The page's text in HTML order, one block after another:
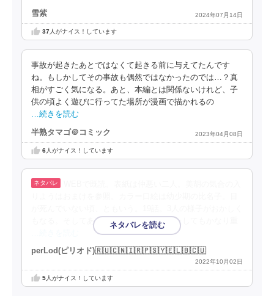
雪紫 2024年07月14日
37人がナイス！しています
事故が起きたあとではなくて起きる前に与えてたんです
ね。もしかしてその事故も偶然ではなかったのでは…？真
相がすごく気になる。あと、本編とは関係ないけれど、子
供の頃よく遊びに行ってた場所が漫画で描かれるの
…続きを読む
半熟タマゴ＠コミック 2023年04月08日
6人がナイス！しています
もなる。そしてあやめが唐突に復活。またしてもかなり重
perLod(ピリオド)🇷🇺🇨🇳🇮🇷🇵🇸🇾🇪🇱🇧🇨🇺
2022年10月02日
5人がナイス！しています